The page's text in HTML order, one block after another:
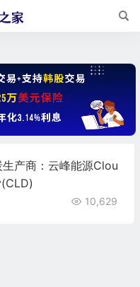
产商：云峰能源Clou
10,629